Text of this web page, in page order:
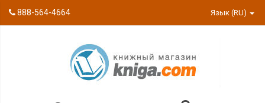
888-564-4664 Язык (RU)